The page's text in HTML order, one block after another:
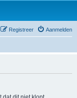
Aanmelden
Registreer